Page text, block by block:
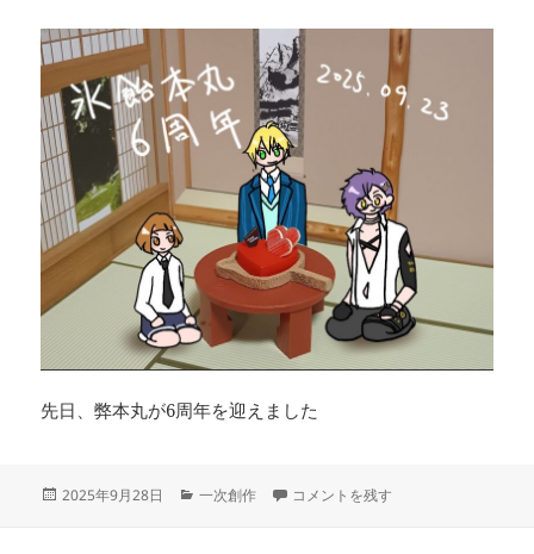
先日、弊本丸が6周年を迎えました
投
2025年9月28日
カ
一次創作 今週もネタはなかった！ に
コメントを残す